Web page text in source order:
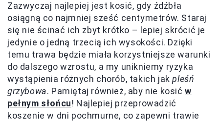
Zazwyczaj najlepiej jest kosić, gdy źdźbła
osiągną co najmniej sześć centymetrów. Staraj
się nie ścinać ich zbyt krótko – lepiej skrócić je
jedynie o jedną trzecią ich wysokości. Dzięki
temu trawa będzie miała korzystniejsze warunki
do dalszego wzrostu, a my unikniemy ryzyka
wystąpienia różnych chorób, takich jakpleśń
grzybowa. Pamiętaj również, aby nie kosićw
pełnym słońcu! Najlepiej przeprowadzić
koszenie w dni pochmurne, co zapewni trawie